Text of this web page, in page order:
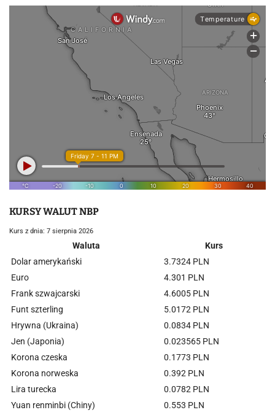
KURSY WALUT NBP
Kurs z dnia: 7 sierpnia 2026
Waluta
Kurs
Dolar amerykański
3.7324 PLN
Euro
4.301 PLN
Frank szwajcarski
4.6005 PLN
Funt szterling
5.0172 PLN
Hrywna (Ukraina)
0.0834 PLN
Jen (Japonia)
0.023565 PLN
Korona czeska
0.1773 PLN
Korona norweska
0.392 PLN
Lira turecka
0.0782 PLN
Yuan renminbi (Chiny)
0.553 PLN